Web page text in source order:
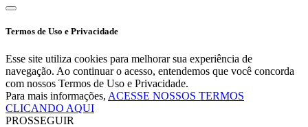
Termos de Uso e Privacidade
Esse site utiliza cookies para melhorar sua experiência de
navegação. Ao continuar o acesso, entendemos que você concorda
com nossos Termos de Uso e Privacidade.
Para mais informações, ACESSE NOSSOS TERMOS
CLICANDO AQUI
PROSSEGUIR